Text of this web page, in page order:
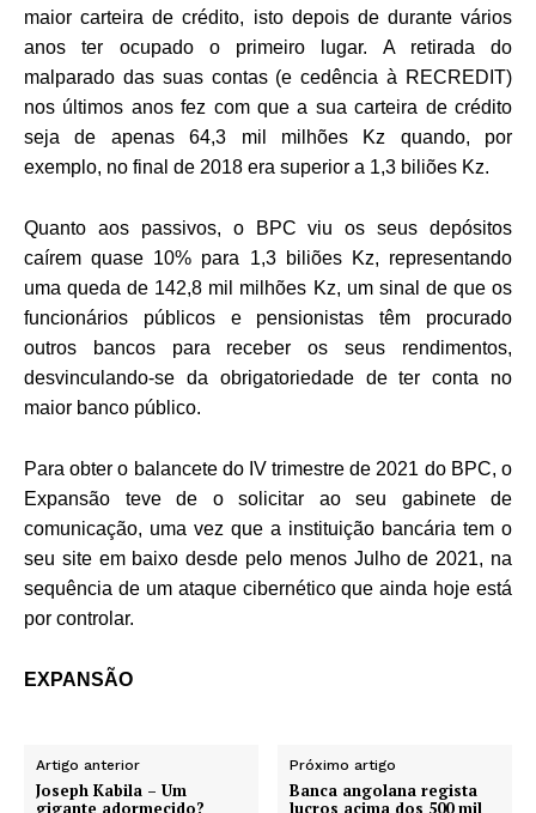
maior carteira de crédito, isto depois de durante vários
anos ter ocupado o primeiro lugar. A retirada do
malparado das suas contas (e cedência à RECREDIT)
nos últimos anos fez com que a sua carteira de crédito
seja de apenas 64,3 mil milhões Kz quando, por
exemplo, no final de 2018 era superior a 1,3 biliões Kz.
Quanto aos passivos, o BPC viu os seus depósitos
caírem quase 10% para 1,3 biliões Kz, representando
uma queda de 142,8 mil milhões Kz, um sinal de que os
funcionários públicos e pensionistas têm procurado
outros bancos para receber os seus rendimentos,
desvinculando-se da obrigatoriedade de ter conta no
maior banco público.
Para obter o balancete do IV trimestre de 2021 do BPC, o
Expansão teve de o solicitar ao seu gabinete de
comunicação, uma vez que a instituição bancária tem o
seu site em baixo desde pelo menos Julho de 2021, na
sequência de um ataque cibernético que ainda hoje está
por controlar.
EXPANSÃO
Artigo anterior
Joseph Kabila – Um
gigante adormecido?
Próximo artigo
Banca angolana regista
lucros acima dos 500 mil